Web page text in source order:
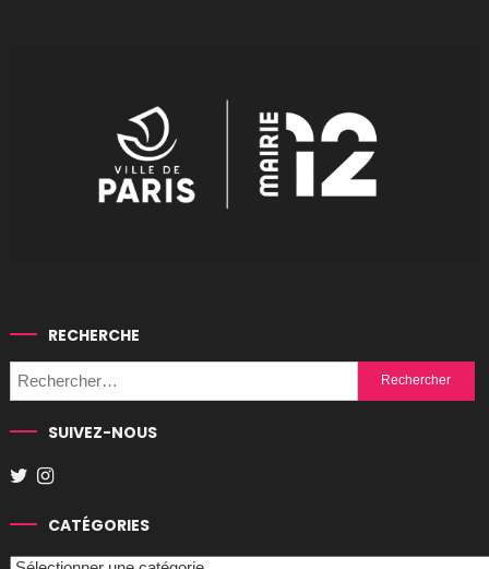
RECHERCHE
Rechercher :
SUIVEZ-NOUS
CATÉGORIES